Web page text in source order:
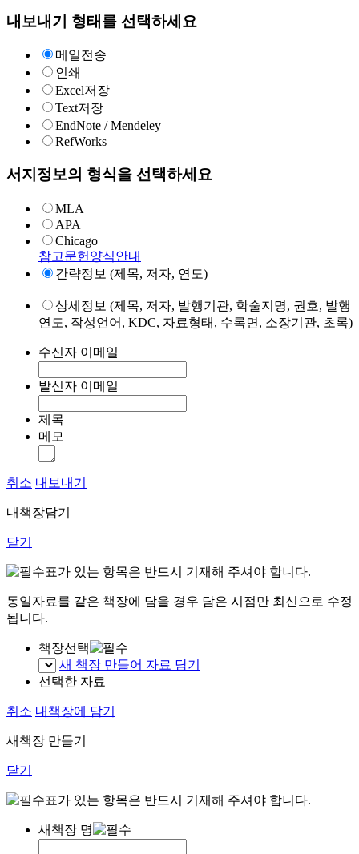
내보내기 형태를 선택하세요
메일전송
인쇄
Excel저장
Text저장
EndNote / Mendeley
RefWorks
서지정보의 형식을 선택하세요
MLA
APA
Chicago
참고문헌양식안내
간략정보 (제목, 저자, 연도)
상세정보 (제목, 저자, 발행기관, 학술지명, 권호, 발행
연도, 작성언어, KDC, 자료형태, 수록면, 소장기관, 초록)
수신자 이메일
발신자 이메일
제목
메모
취소 내보내기
내책장담기
닫기
표가 있는 항목은 반드시 기재해 주셔야 합니다.
동일자료를 같은 책장에 담을 경우 담은 시점만 최신으로 수정
됩니다.
책장선택
새 책장 만들어 자료 담기
선택한 자료
취소 내책장에 담기
새책장 만들기
닫기
표가 있는 항목은 반드시 기재해 주셔야 합니다.
새책장 명